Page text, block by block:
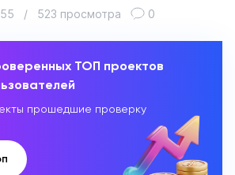
/ 523 просмотра 0
ТОП проектов
прошедшие проверку